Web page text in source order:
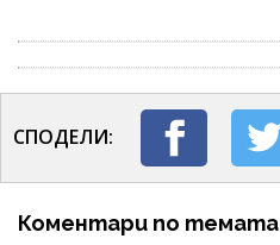
СПОДЕЛИ:
Коментари по темата